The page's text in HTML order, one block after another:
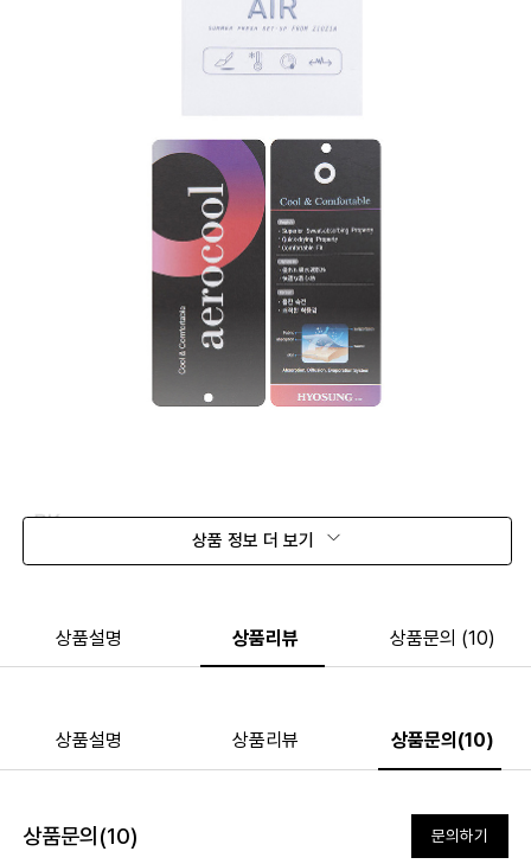
상품 정보 더 보기
상품설명 상품리뷰 상품문의 (10)
상품설명 상품리뷰 상품문의(10)
상품문의(10) 문의하기